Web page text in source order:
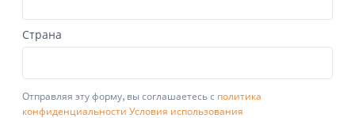
Страна
Отправляя эту форму, вы соглашаетесь с политика
конфиденциальности Условия использования